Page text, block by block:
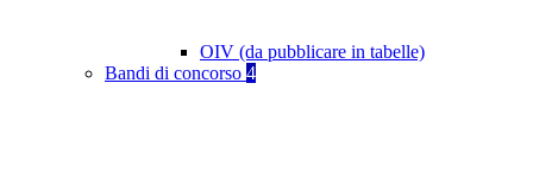
OIV (da pubblicare in tabelle)
Bandi di concorso 4